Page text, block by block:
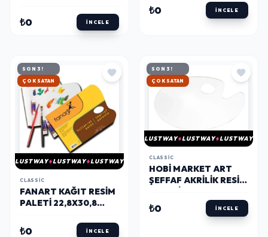
YAPRAK
₺0 İNCELE
₺0 İNCELE
SON 3!
HIZLI KARGO
LUSTWAY LUSTWAY LUSTWAY
CLASSIC
FANART KAĞIT RESIM
PALETI 22,8X30,8
9250.23)
₺0 İNCELE
SON 3!
HIZLI KARGO
LUSTWAY LUSTWAY LUSTWAY
CLASSIC
HOBI MARKET ART
ŞEFFAF AKRILIK RESIM
₺0 İNCELE